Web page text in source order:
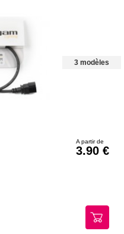
3 modèles
A partir de
3.90